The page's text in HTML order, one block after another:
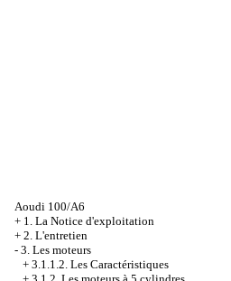
Aoudi 100/A6
+ 1. La Notice d'exploitation
+ 2. L'entretien
- 3. Les moteurs
+ 3.1.1.2. Les Caractéristiques